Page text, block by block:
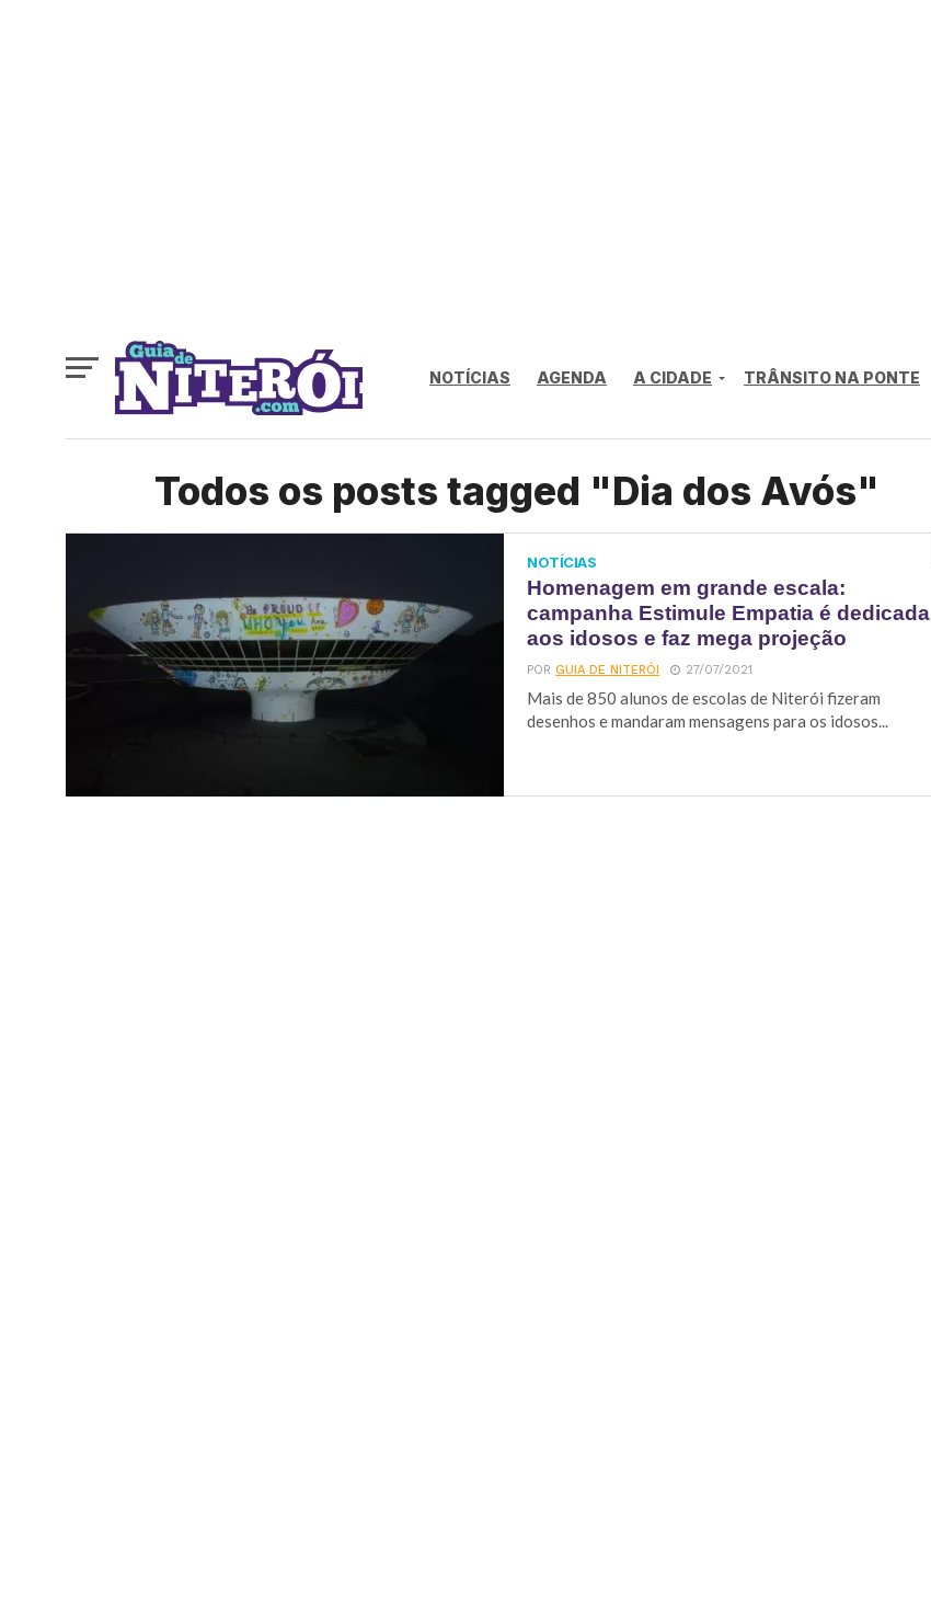
NOTÍCIAS AGENDA A CIDADE TRÂNSITO NA PONTE
Todos os posts tagged "Dia dos Avós"
NOTÍCIAS
Homenagem em grande escala:
campanha Estimule Empatia é dedicada
aos idosos e faz mega projeção
PORGUIA DE NITERÓI 27/07/2021
Mais de 850 alunos de escolas de Niterói fizeram
desenhos e mandaram mensagens para os idosos...